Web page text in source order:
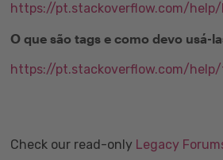
https://pt.stackoverflow.com/
O que são tags e como devo usá-
https://pt.stackoverflow.com/
Check our read-only Legacy